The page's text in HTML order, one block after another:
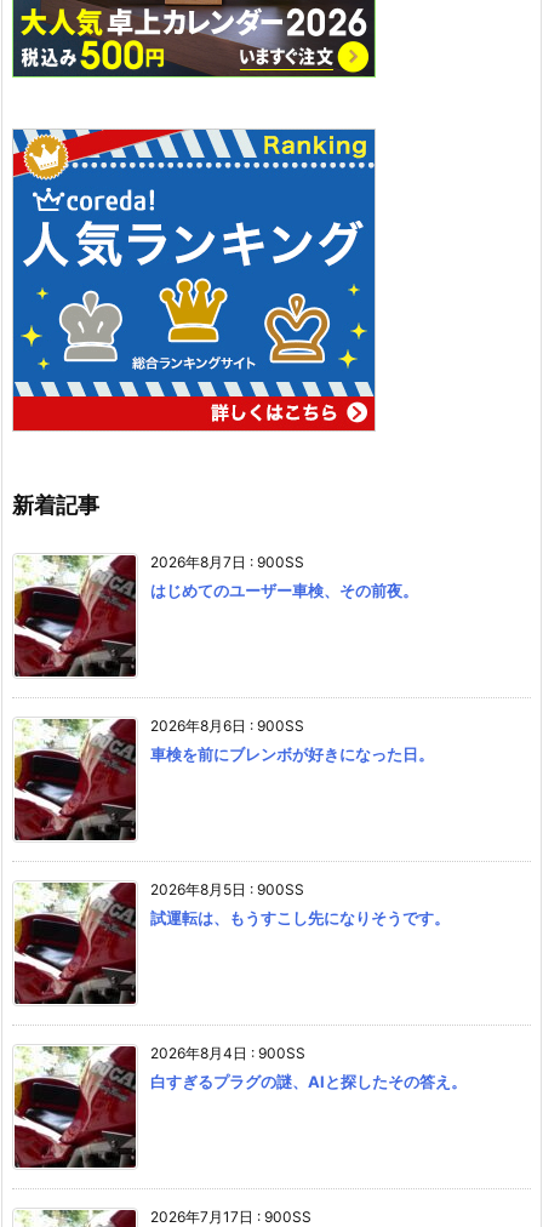
新着記事
2026年8月7日 : 900SS
はじめてのユーザー車検、その前夜。
2026年8月6日 : 900SS
車検を前にブレンボが好きになった日。
2026年8月5日 : 900SS
試運転は、もうすこし先になりそうです。
2026年8月4日 : 900SS
白すぎるプラグの謎、AIと探したその答え。
2026年7月17日 : 900SS